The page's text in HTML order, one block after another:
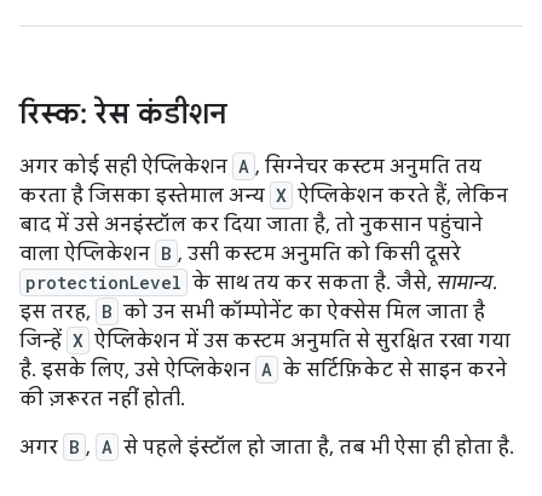
रिस्क: रेस कंडीशन
अगर कोई सही ऐप्लिकेशन A , सिग्नेचर कस्टम अनुमति तय
करता है जिसका इस्तेमाल अन्य X ऐप्लिकेशन करते हैं, लेकिन
बाद में उसे अनइंस्टॉल कर दिया जाता है, तो नुकसान पहुंचाने
वाला ऐप्लिकेशन B , उसी कस्टम अनुमति को किसी दूसरे
protectionLevel के साथ तय कर सकता है. जैसे, सामान्य.
इस तरह, B को उन सभी कॉम्पोनेंट का ऐक्सेस मिल जाता है
जिन्हें X ऐप्लिकेशन में उस कस्टम अनुमति से सुरक्षित रखा गया
है. इसके लिए, उसे ऐप्लिकेशन A के सर्टिफ़िकेट से साइन करने
की ज़रूरत नहीं होती.
अगर B , A से पहले इंस्टॉल हो जाता है, तब भी ऐसा ही होता है.